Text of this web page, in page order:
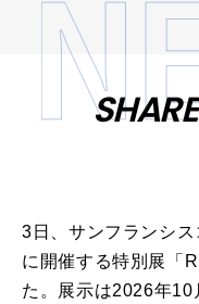
SHARE
3日、サンフランシ
に開催する特別展「
た。展示は2026年10